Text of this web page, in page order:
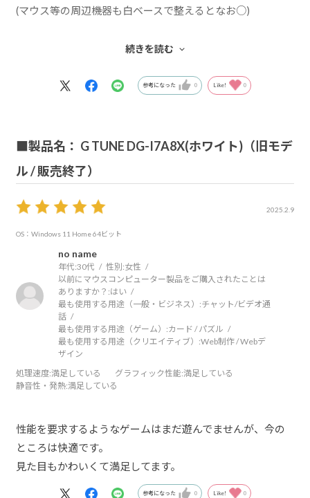
(マウス等の周辺機器も白ベースで整えるとなお○)
バイオハザードのRe:4やエースコンバット7等をプレイして
も問題なく、とても満足しています(*´ー｀*)
続きを読む
参考になった 0 Like! 0
■製品名： G TUNE DG-I7A8X(ホワイト)（旧モデ
ル / 販売終了）
2025.2.9
OS：Windows 11 Home 64ビット
no name
年代:30代 性別:女性
以前にマウスコンピューター製品をご購入されたことは
ありますか？:はい
最も使用する用途（一般・ビジネス）:チャット/ビデオ通
話
最も使用する用途（ゲーム）:カード / パズル
最も使用する用途（クリエイティブ）:Web制作 / Webデ
ザイン
処理速度:満足している グラフィック性能:満足している
静音性・発熱:満足している
性能を要求するようなゲームはまだ遊んでませんが、今の
ところは快適です。
見た目もかわいくて満足してます。
参考になった 0 Like! 0